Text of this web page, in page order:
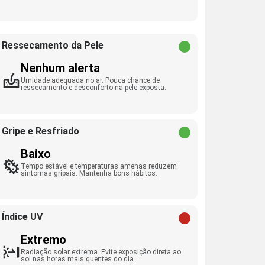
Ressecamento da Pele
Nenhum alerta
Umidade adequada no ar. Pouca chance de
ressecamento e desconforto na pele exposta.
Gripe e Resfriado
Baixo
Tempo estável e temperaturas amenas reduzem
sintomas gripais. Mantenha bons hábitos.
Índice UV
Extremo
Radiação solar extrema. Evite exposição direta ao
sol nas horas mais quentes do dia.